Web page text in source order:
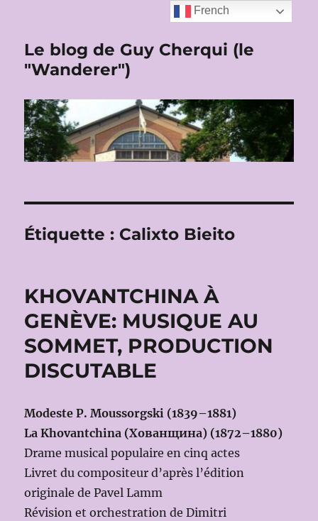
Le blog de Guy Cherqui (le
"Wanderer")
Étiquette : Calixto Bieito
KHOVANTCHINA À
GENÈVE: MUSIQUE AU
SOMMET, PRODUCTION
DISCUTABLE
Modeste P. Moussorgski (1839–1881)
La Khovantchina (Хованщина) (1872–1880)
Drame musical populaire en cinq actes
Livret du compositeur d’après l’édition
originale de Pavel Lamm
Révision et orchestration de Dimitri
French